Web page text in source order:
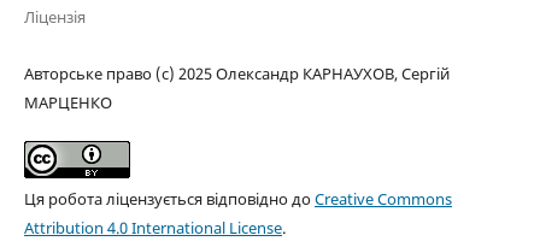
Ліцензія
Авторське право (c) 2025 Олександр КАРНАУХОВ, Сергій
МАРЦЕНКО
Ця робота ліцензується відповідно доCreative Commons
Attribution 4.0 International License.